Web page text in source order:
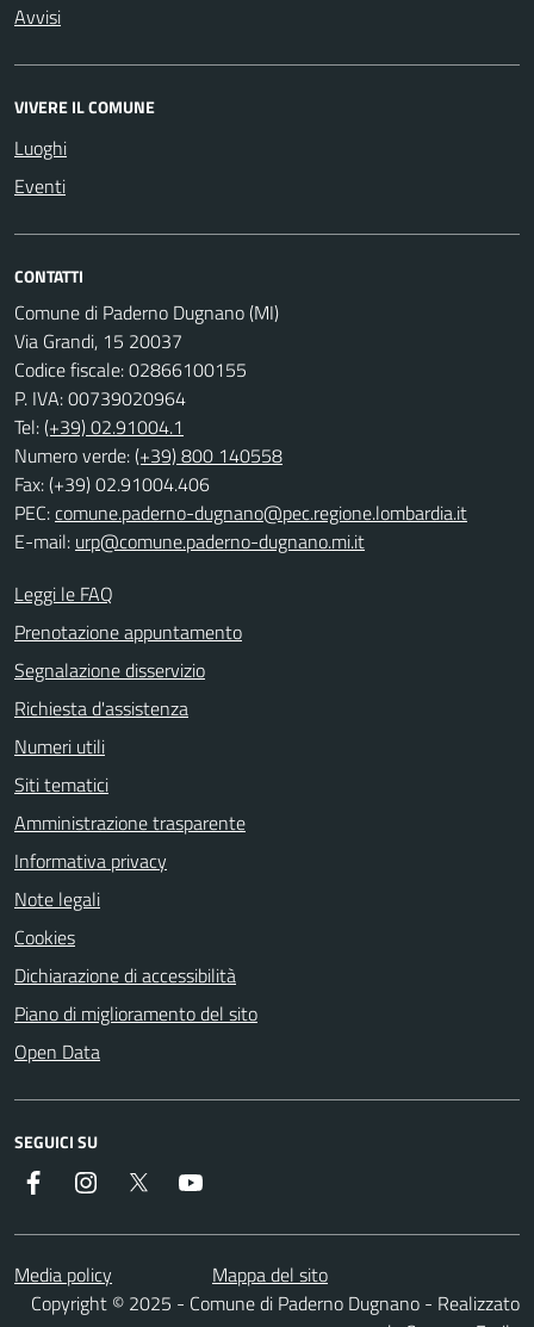
Avvisi
VIVERE IL COMUNE
Luoghi
Eventi
CONTATTI
Comune di Paderno Dugnano (MI)
Via Grandi, 15 20037
Codice fiscale: 02866100155
P. IVA: 00739020964
Tel:(+39) 02.91004.1
Numero verde:(+39) 800 140558
Fax: (+39) 02.91004.406
PEC:comune.paderno-dugnano@pec.regione.lombardia.it
E-mail: urp@comune.paderno-dugnano.mi.it
Leggi le FAQ
Prenotazione appuntamento
Segnalazione disservizio
Richiesta d'assistenza
Numeri utili
Siti tematici
Amministrazione trasparente
Informativa privacy
Note legali
Cookies
Dichiarazione di accessibilità
Piano di miglioramento del sito
Open Data
SEGUICI SU
Facebook InstagramTwitter
Media policy
Mappa del sito
Copyright © 2025 - Comune di Paderno Dugnano - Realizzato